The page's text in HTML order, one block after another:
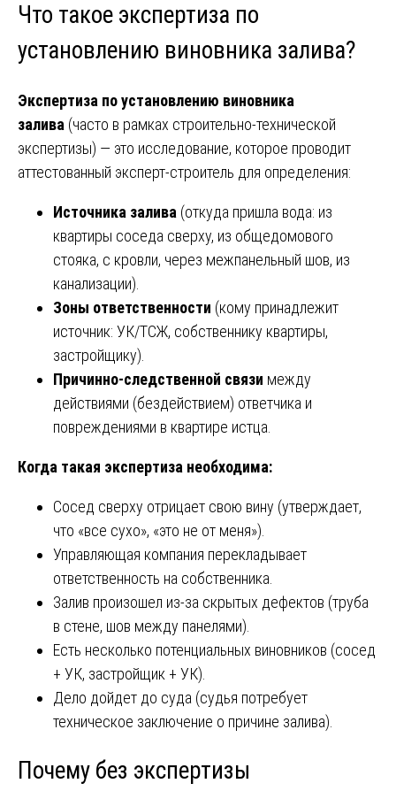
Что такое экспертиза по
установлению виновника залива?
Экспертиза по установлению виновника
залива (часто в рамках строительно-технической
экспертизы) — это исследование, которое проводит
аттестованный эксперт-строитель для определения:
Источника залива (откуда пришла вода: из
квартиры соседа сверху, из общедомового
стояка, с кровли, через межпанельный шов, из
канализации).
Зоны ответственности (кому принадлежит
источник: УК/ТСЖ, собственнику квартиры,
застройщику).
Причинно-следственной связи между
действиями (бездействием) ответчика и
повреждениями в квартире истца.
Когда такая экспертиза необходима:
Сосед сверху отрицает свою вину (утверждает,
что «все сухо», «это не от меня»).
Управляющая компания перекладывает
ответственность на собственника.
Залив произошел из-за скрытых дефектов (труба
в стене, шов между панелями).
Есть несколько потенциальных виновников (сосед
+ УК, застройщик + УК).
Дело дойдет до суда (судья потребует
техническое заключение о причине залива).
Почему без экспертизы